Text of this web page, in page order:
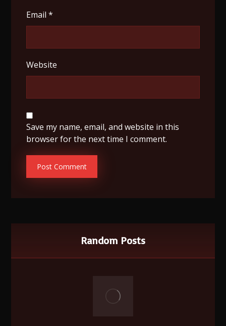
Email*
Website
Save my name, email, and website in this
browser for the next time I comment.
Random Posts